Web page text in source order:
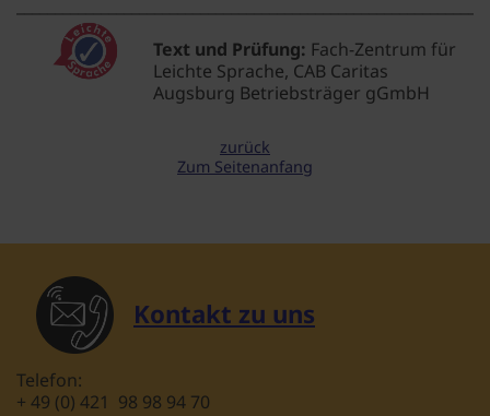
Text und Prüfung: Fach-Zentrum für
Leichte Sprache, CAB Caritas
Augsburg Betriebsträger gGmbH
zurück
Zum Seitenanfang
Kontakt zu uns
Telefon:
+ 49 (0) 421 98 98 94 70